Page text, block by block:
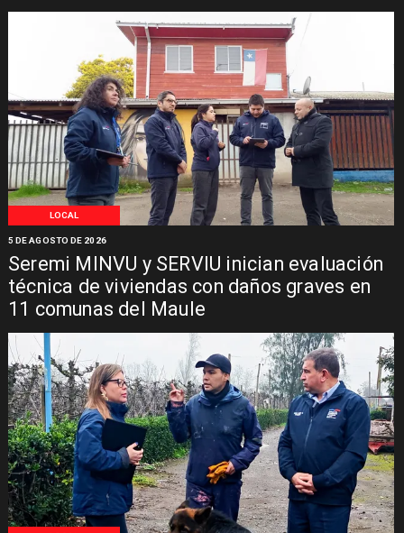
LOCAL
Seremi MINVU y SERVIU inician evaluación
técnica de viviendas con daños graves en
11 comunas del Maule
5 DE AGOSTO DE 2026